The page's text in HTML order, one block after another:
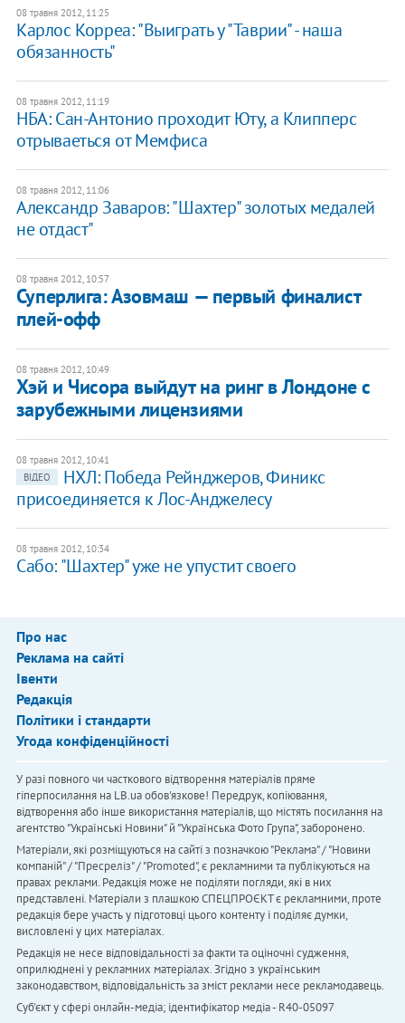
08 травня 2012, 11:25
Карлос Корреа: "Выиграть у "Таврии" - наша
обязанность"
08 травня 2012, 11:19
НБА: Сан-Антонио проходит Юту, а Клипперс
отрываеться от Мемфиса
08 травня 2012, 11:06
Александр Заваров: "Шахтер" золотых медалей
не отдаст"
08 травня 2012, 10:57
Суперлига: Азовмаш — первый финалист
плей-офф
08 травня 2012, 10:49
Хэй и Чисора выйдут на ринг в Лондоне с
зарубежными лицензиями
08 травня 2012, 10:41
ВІДЕО
​​НХЛ: Победа Рейнджеров, Финикс
присоединяется к Лос-Анджелесу
08 травня 2012, 10:34
Сабо: "Шахтер" уже не упустит своего
Про нас
Реклама на сайті
Івенти
Редакція
Політики і стандарти
Угода конфіденційності
У разі повного чи часткового відтворення матеріалів пряме
гіперпосилання на LB.ua обов'язкове! Передрук, копіювання,
відтворення або інше використання матеріалів, що містять посилання на
агентство "Українськi Новини" й "Українська Фото Група", заборонено.
Матеріали, які розміщуються на сайті з позначкою "Реклама" / "Новини
компаній" / "Пресреліз" / "Promoted", є рекламними та публікуються на
правах реклами. Редакція може не поділяти погляди, які в них
представлені. Матеріали з плашкою СПЕЦПРОЄКТ є рекламними, проте
редакція бере участь у підготовці цього контенту і поділяє думки,
висловлені у цих матеріалах.
Редакція не несе відповідальності за факти та оціночні судження,
оприлюднені у рекламних матеріалах. Згідно з українським
законодавством, відповідальність за зміст реклами несе рекламодавець.
Cуб'єкт у сфері онлайн-медіа; ідентифікатор медіа - R40-05097